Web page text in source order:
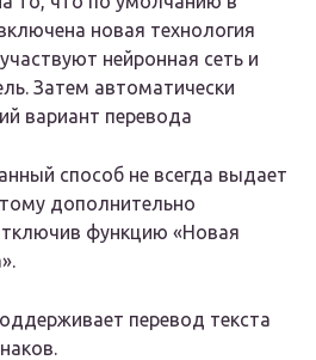
новая технология
нейронная сеть и
Затем автоматически
вариант перевода
способ не всегда выдает
дополнительно
функцию «Новая
перевод текста